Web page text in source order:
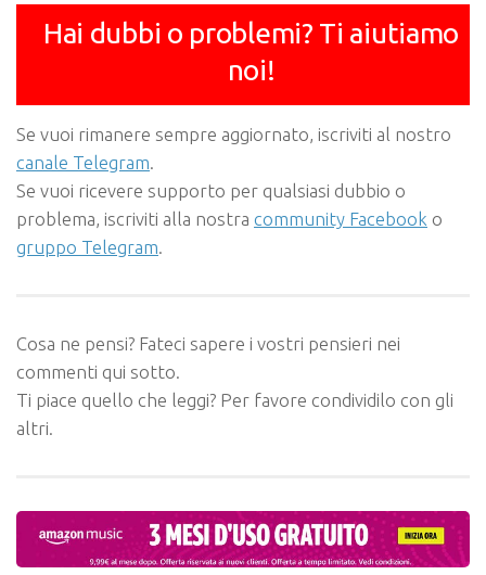
Hai dubbi o problemi? Ti aiutiamo
noi!
Se vuoi rimanere sempre aggiornato, iscriviti al nostro
canale Telegram.
Se vuoi ricevere supporto per qualsiasi dubbio o
problema, iscriviti alla nostra community Facebook o
gruppo Telegram.
Cosa ne pensi? Fateci sapere i vostri pensieri nei
commenti qui sotto.
Ti piace quello che leggi? Per favore condividilo con gli
altri.